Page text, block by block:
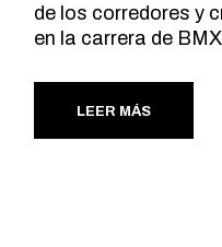
de los corredores y
en la carrera de
LEER MÁS